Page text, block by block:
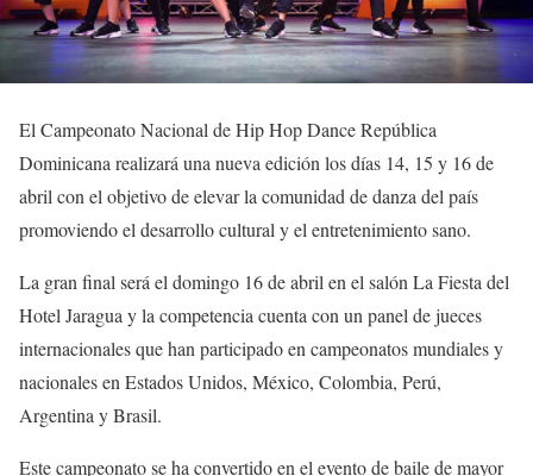
El Campeonato Nacional de Hip Hop Dance República
Dominicana realizará una nueva edición los días 14, 15 y 16 de
abril con el objetivo de elevar la comunidad de danza del país
promoviendo el desarrollo cultural y el entretenimiento sano.
La gran final será el domingo 16 de abril en el salón La Fiesta del
Hotel Jaragua y la competencia cuenta con un panel de jueces
internacionales que han participado en campeonatos mundiales y
nacionales en Estados Unidos, México, Colombia, Perú,
Argentina y Brasil.
Este campeonato se ha convertido en el evento de baile de mayor